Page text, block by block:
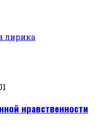
лирика
нравственности